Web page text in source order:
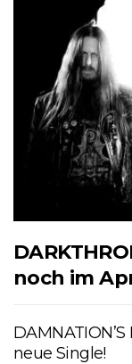
noch im
neue Single!